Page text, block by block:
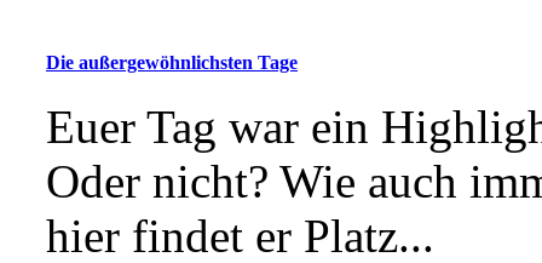
Die außergewöhnlichsten Tage
Euer Tag war ein
Oder nicht? Wie auch
hier findet er Platz...